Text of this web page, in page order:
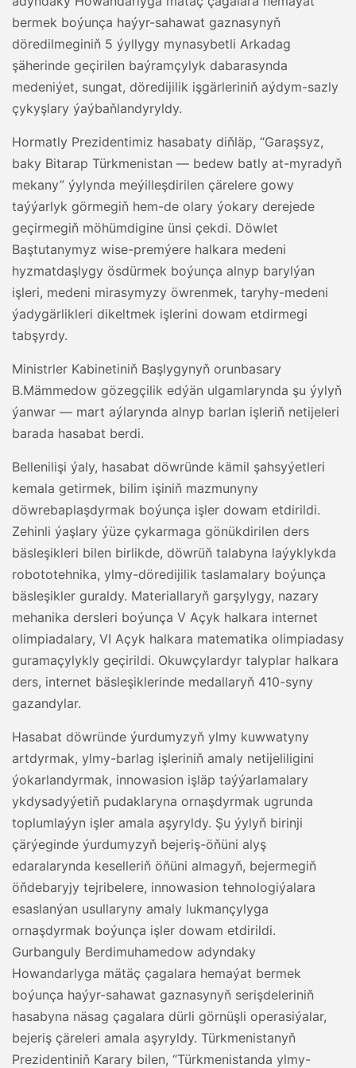
bermek boýunça haýyr-sahawat gaznasynyň
döredilmeginiň 5 ýyllygy mynasybetli Arkadag
şäherinde geçirilen baýramçylyk dabarasynda
medeniýet, sungat, döredijilik işgärleriniň aýdym-sazly
çykyşlary ýaýbaňlandyryldy.
Hormatly Prezidentimiz hasabaty diňläp, “Garaşsyz,
baky Bitarap Türkmenistan — bedew batly at-myradyň
mekany” ýylynda meýilleşdirilen çärelere gowy
taýýarlyk görmegiň hem-de olary ýokary derejede
geçirmegiň möhümdigine ünsi çekdi. Döwlet
Baştutanymyz wise-premýere halkara medeni
hyzmatdaşlygy ösdürmek boýunça alnyp barylýan
işleri, medeni mirasymyzy öwrenmek, taryhy-medeni
ýadygärlikleri dikeltmek işlerini dowam etdirmegi
tabşyrdy.
Ministrler Kabinetiniň Başlygynyň orunbasary
B.Mämmedow gözegçilik edýän ulgamlarynda şu ýylyň
ýanwar — mart aýlarynda alnyp barlan işleriň netijeleri
barada hasabat berdi.
Bellenilişi ýaly, hasabat döwründe kämil şahsyýetleri
kemala getirmek, bilim işiniň mazmunyny
döwrebaplaşdyrmak boýunça işler dowam etdirildi.
Zehinli ýaşlary ýüze çykarmaga gönükdirilen ders
bäsleşikleri bilen birlikde, döwrüň talabyna laýyklykda
robototehnika, ylmy-döredijilik taslamalary boýunça
bäsleşikler guraldy. Materiallaryň garşylygy, nazary
mehanika dersleri boýunça V Açyk halkara internet
olimpiadalary, VI Açyk halkara matematika olimpiadasy
guramaçylykly geçirildi. Okuwçylardyr talyplar halkara
ders, internet bäsleşiklerinde medallaryň 410-syny
gazandylar.
Hasabat döwründe ýurdumyzyň ylmy kuwwatyny
artdyrmak, ylmy-barlag işleriniň amaly netijeliligini
ýokarlandyrmak, innowasion işläp taýýarlamalary
ykdysadyýetiň pudaklaryna ornaşdyrmak ugrunda
toplumlaýyn işler amala aşyryldy. Şu ýylyň birinji
çärýeginde ýurdumyzyň bejeriş-öňüni alyş
edaralarynda keselleriň öňüni almagyň, bejermegiň
öňdebaryjy tejribelere, innowasion tehnologiýalara
esaslanýan usullaryny amaly lukmançylyga
ornaşdyrmak boýunça işler dowam etdirildi.
Gurbanguly Berdimuhamedow adyndaky
Howandarlyga mätäç çagalara hemaýat bermek
boýunça haýyr-sahawat gaznasynyň serişdeleriniň
hasabyna näsag çagalara dürli görnüşli operasiýalar,
bejeriş çäreleri amala aşyryldy. Türkmenistanyň
Prezidentiniň Karary bilen, “Türkmenistanda ylmy-